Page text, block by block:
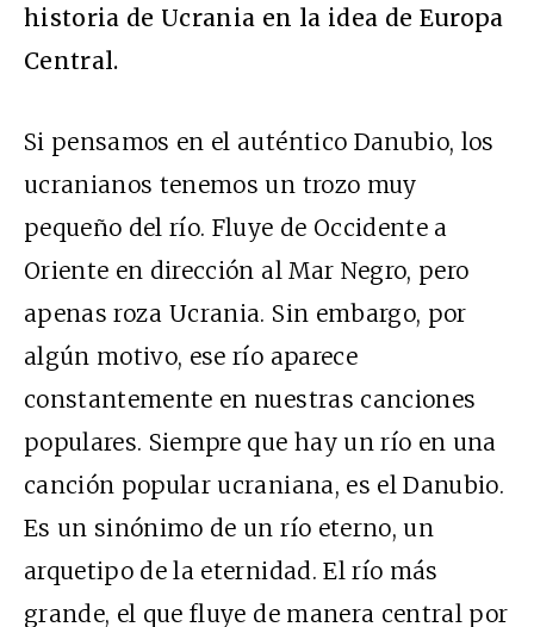
historia de Ucrania en la idea de Europa
Central.
Si pensamos en el auténtico Danubio, los
ucranianos tenemos un trozo muy
pequeño del río. Fluye de Occidente a
Oriente en dirección al Mar Negro, pero
apenas roza Ucrania. Sin embargo, por
algún motivo, ese río aparece
constantemente en nuestras canciones
populares. Siempre que hay un río en una
canción popular ucraniana, es el Danubio.
Es un sinónimo de un río eterno, un
arquetipo de la eternidad. El río más
grande, el que fluye de manera central por